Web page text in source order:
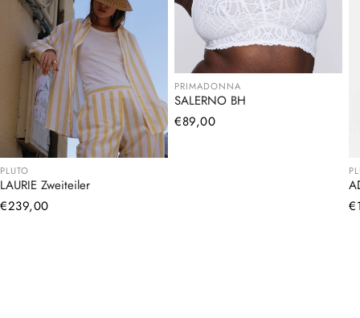
PLUTO
LAURIE Zweiteiler
Normaler
€239,00
PRIMADONNA
SALERNO BH
Normaler
€89,00